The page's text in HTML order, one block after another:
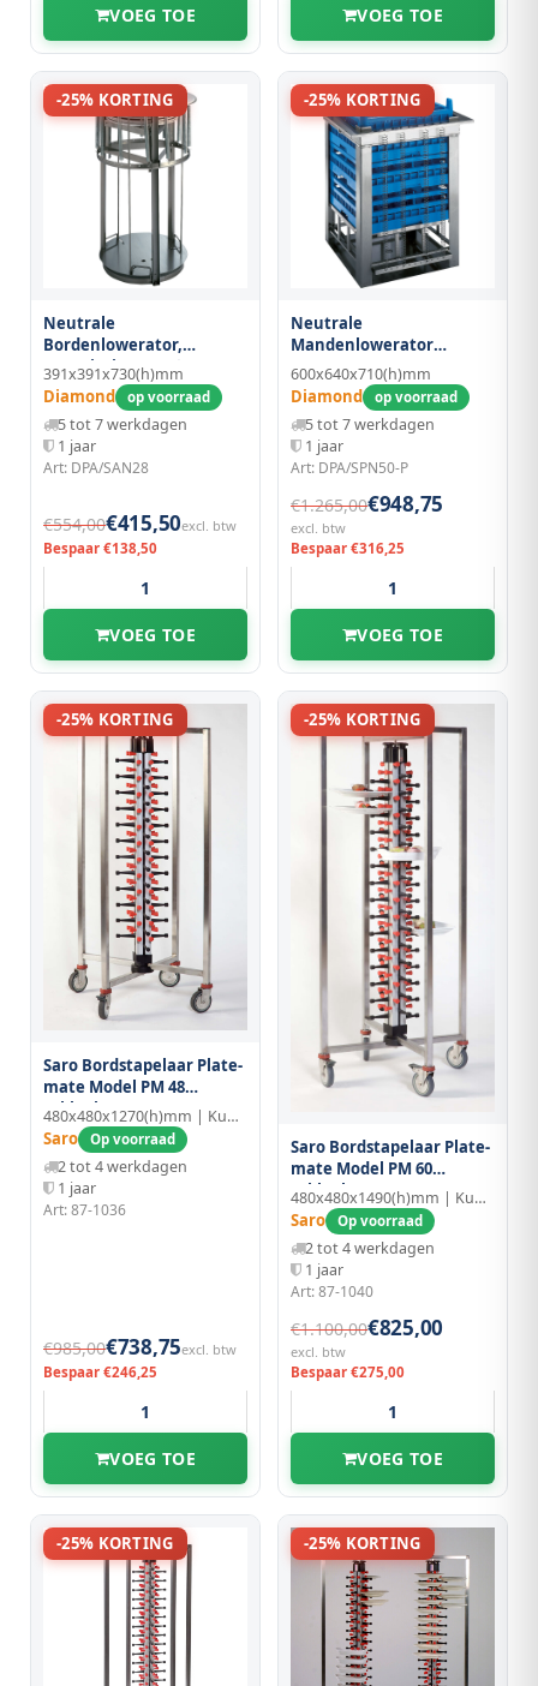
VOEG TOE VOEG TOE
-25% KORTING
Neutrale
Bordenlowerator,
Capaciteit 50-60 Ø 180-280
mm
391x391x730(h)mm
Diamond op voorraad
5 tot 7 werkdagen
1 jaar
Art: DPA/SAN28
€554,00€415,50excl. btw
Bespaar €138,50
VOEG TOE
-25% KORTING
Neutrale
Mandenlowerator
500x500 mm
600x640x710(h)mm
Diamond op voorraad
5 tot 7 werkdagen
1 jaar
Art: DPA/SPN50-P
€1.265,00€948,75
excl. btw
Bespaar €316,25
VOEG TOE
-25% KORTING
Saro Bordstapelaar Plate-
mate Model PM 48
Inklapbaar
480x480x1270(h)mm | Kunststof/Aluminium
Saro Op voorraad
2 tot 4 werkdagen
1 jaar
Art: 87-1036
€985,00€738,75excl. btw
Bespaar €246,25
VOEG TOE
-25% KORTING
Saro Bordstapelaar Plate-
mate Model PM 60
Inklapbaar
480x480x1490(h)mm | Kunststof/Aluminium
Saro Op voorraad
2 tot 4 werkdagen
1 jaar
Art: 87-1040
€1.100,00€825,00
excl. btw
Bespaar €275,00
VOEG TOE
-25% KORTING -25% KORTING